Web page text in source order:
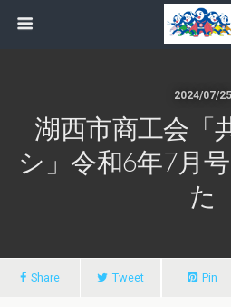
2024/07/25
湖西市商工会「
シ」令和6年7月
た
Share Tweet Pin